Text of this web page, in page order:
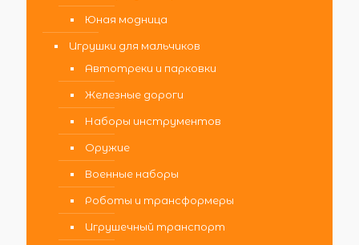
Юная модница
Игрушки для мальчиков
Автотреки и парковки
Железные дороги
Наборы инструментов
Оружие
Военные наборы
Роботы и трансформеры
Игрушечный транспорт